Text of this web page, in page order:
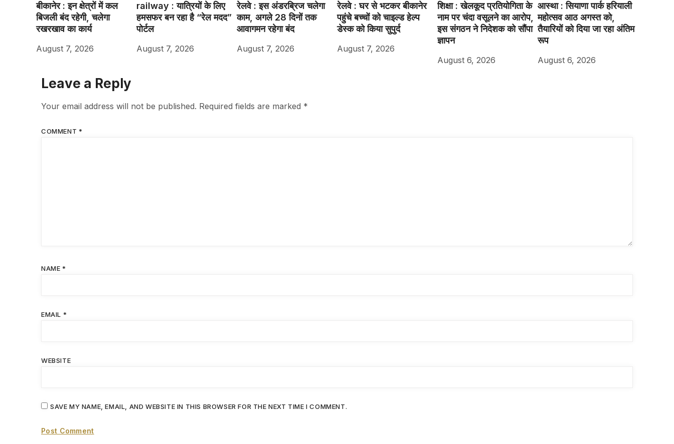
बीकानेर : इन क्षेत्रों में कल
बिजली बंद रहेगी, चलेगा
रखरखाव का कार्य
August 7, 2026
railway : यात्रियों के लिए
हमसफर बन रहा है “रेल मदद”
पाेर्टल
August 7, 2026
रेलवे : इस अंडरब्रिज चलेगा
काम, अगले 28 दिनों तक
आवागमन रहेगा बंद
August 7, 2026
रेलवे : घर से भटकर बीकानेर
पहुंचे बच्चों को चाइल्ड हेल्प
डेस्क को किया सुपुर्द
August 7, 2026
शिक्षा : खेलकूद प्रतियोगिता के
नाम पर चंदा वसूलने का आरोप,
इस संगठन ने निदेशक को सौंपा
ज्ञापन
August 6, 2026
आस्था : सियाणा पार्क हरियाली
महोत्सव आठ अगस्त को,
तैयारियों को दिया जा रहा अंतिम
रूप
August 6, 2026
Leave a Reply
Your email address will not be published. Required fields are marked *
COMMENT *
NAME *
EMAIL *
WEBSITE
SAVE MY NAME, EMAIL, AND WEBSITE IN THIS BROWSER FOR THE NEXT TIME I COMMENT.